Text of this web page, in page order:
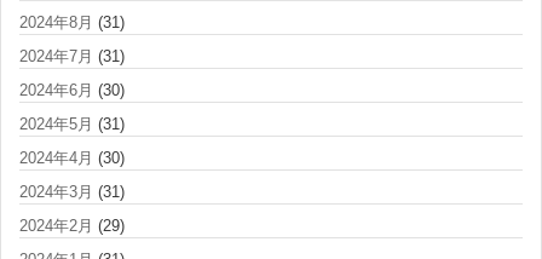
2024年8月 (31)
2024年7月 (31)
2024年6月 (30)
2024年5月 (31)
2024年4月 (30)
2024年3月 (31)
2024年2月 (29)